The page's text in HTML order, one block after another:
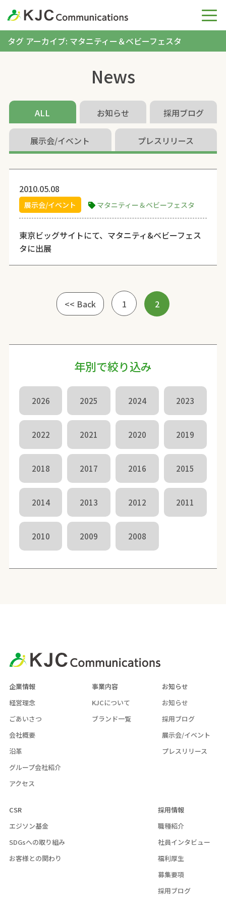
タグ アーカイブ: マタニティー＆ベビーフェスタ
News
ALL お知らせ 採用ブログ
展示会/イベント プレスリリース
2010.05.08
展示会/イベント マタニティー＆ベビーフェスタ
東京ビッグサイトにて、マタニティ&ベビーフェス
タに出展
<< Back 1 2
年別で絞り込み
2026 2025 2024 2023
2022 2021 2020 2019
2018 2017 2016 2015
2014 2013 2012 2011
2010 2009 2008
企業情報
経営理念
ごあいさつ
会社概要
沿革
グループ会社紹介
アクセス
事業内容
KJCについて
ブランド一覧
お知らせ
お知らせ
採用ブログ
展示会/イベント
プレスリリース
CSR
エジソン基金
SDGsへの取り組み
お客様との関わり
採用情報
職種紹介
社員インタビュー
福利厚生
募集要項
採用ブログ